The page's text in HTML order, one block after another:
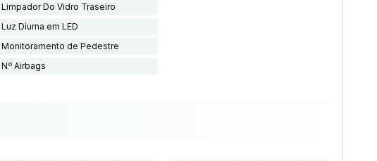
Limpador Do Vidro Traseiro
Luz Diurna em LED
Monitoramento de Pedestre
Nº Airbags